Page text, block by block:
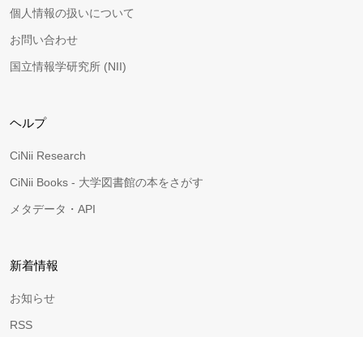
個人情報の扱いについて
お問い合わせ
国立情報学研究所 (NII)
ヘルプ
CiNii Research
CiNii Books - 大学図書館の本をさがす
メタデータ・API
新着情報
お知らせ
RSS